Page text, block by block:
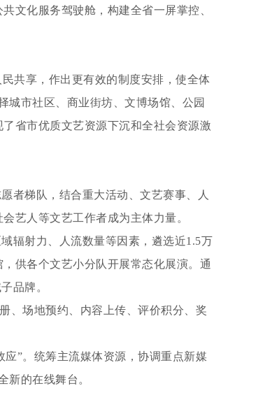
文化服务驾驶舱，构建全省一屏掌控、
共享，作出更有效的制度安排，使全体
城市社区、商业街坊、文博场馆、公园
省市优质文艺资源下沉和全社会资源激
者梯队，结合重大活动、文艺赛事、人
艺人等文艺工作者成为主体力量。
辐射力、人流数量等因素，遴选近1.5万
供各个文艺小分队开展常态化展演。通
品牌。
、场地预约、内容上传、评价积分、奖
”。统筹主流媒体资源，协调重点新媒
新的在线舞台。